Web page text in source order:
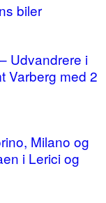
biler
Udvandrere i
Varberg med 2
Milano og
i Lerici og